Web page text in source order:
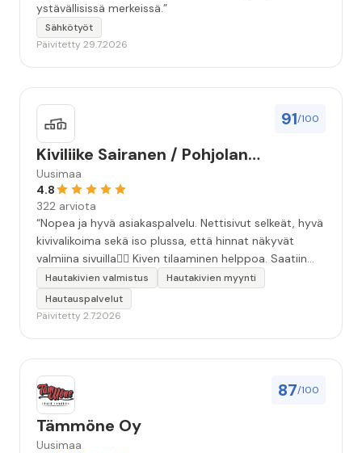
ystävällisissä merkeissä.”
Sähkötyöt
Päivitetty 29.7.2026
91/100
Kiviliike Sairanen / Pohjolan
Muistokivi
Uusimaa
4.8
322 arviota
“Nopea ja hyvä asiakaspalvelu. Nettisivut selkeät, hyvä
kivivalikoima sekä iso plussa, että hinnat näkyvät
valmiina sivuilla👍🏻 Kiven tilaaminen helppoa. Saatiin
äidille kaunis, ammattitaidolla tehty kivi❤️ Kiitos!”
Hautakivien valmistus
Hautakivien myynti
Hautauspalvelut
Päivitetty 2.7.2026
87/100
Tämmöne Oy
Uusimaa